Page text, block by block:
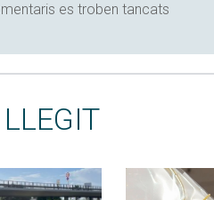
es troben tancats